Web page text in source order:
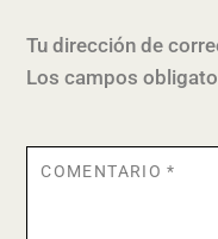
Tu dirección de
Los campos
COMENTARIO*